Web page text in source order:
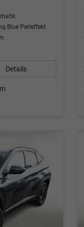
Blue Perleffekt
Details